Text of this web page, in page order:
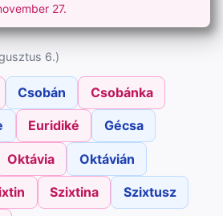
27.
6.)
Csobán Csobánka
Euridiké Gécsa
Oktávia Oktávián
Szixtina Szixtusz